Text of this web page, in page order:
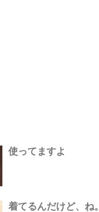
使ってますよ
着てるんだけど、ね。